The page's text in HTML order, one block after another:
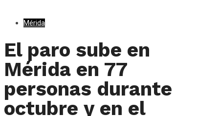
Mérida
El paro sube en
Mérida en 77
personas durante
octubre y en el